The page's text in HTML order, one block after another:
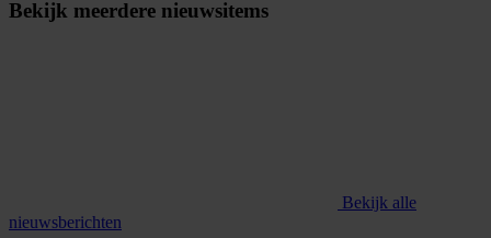
Bekijk meerdere nieuwsitems
Bekijk alle
nieuwsberichten